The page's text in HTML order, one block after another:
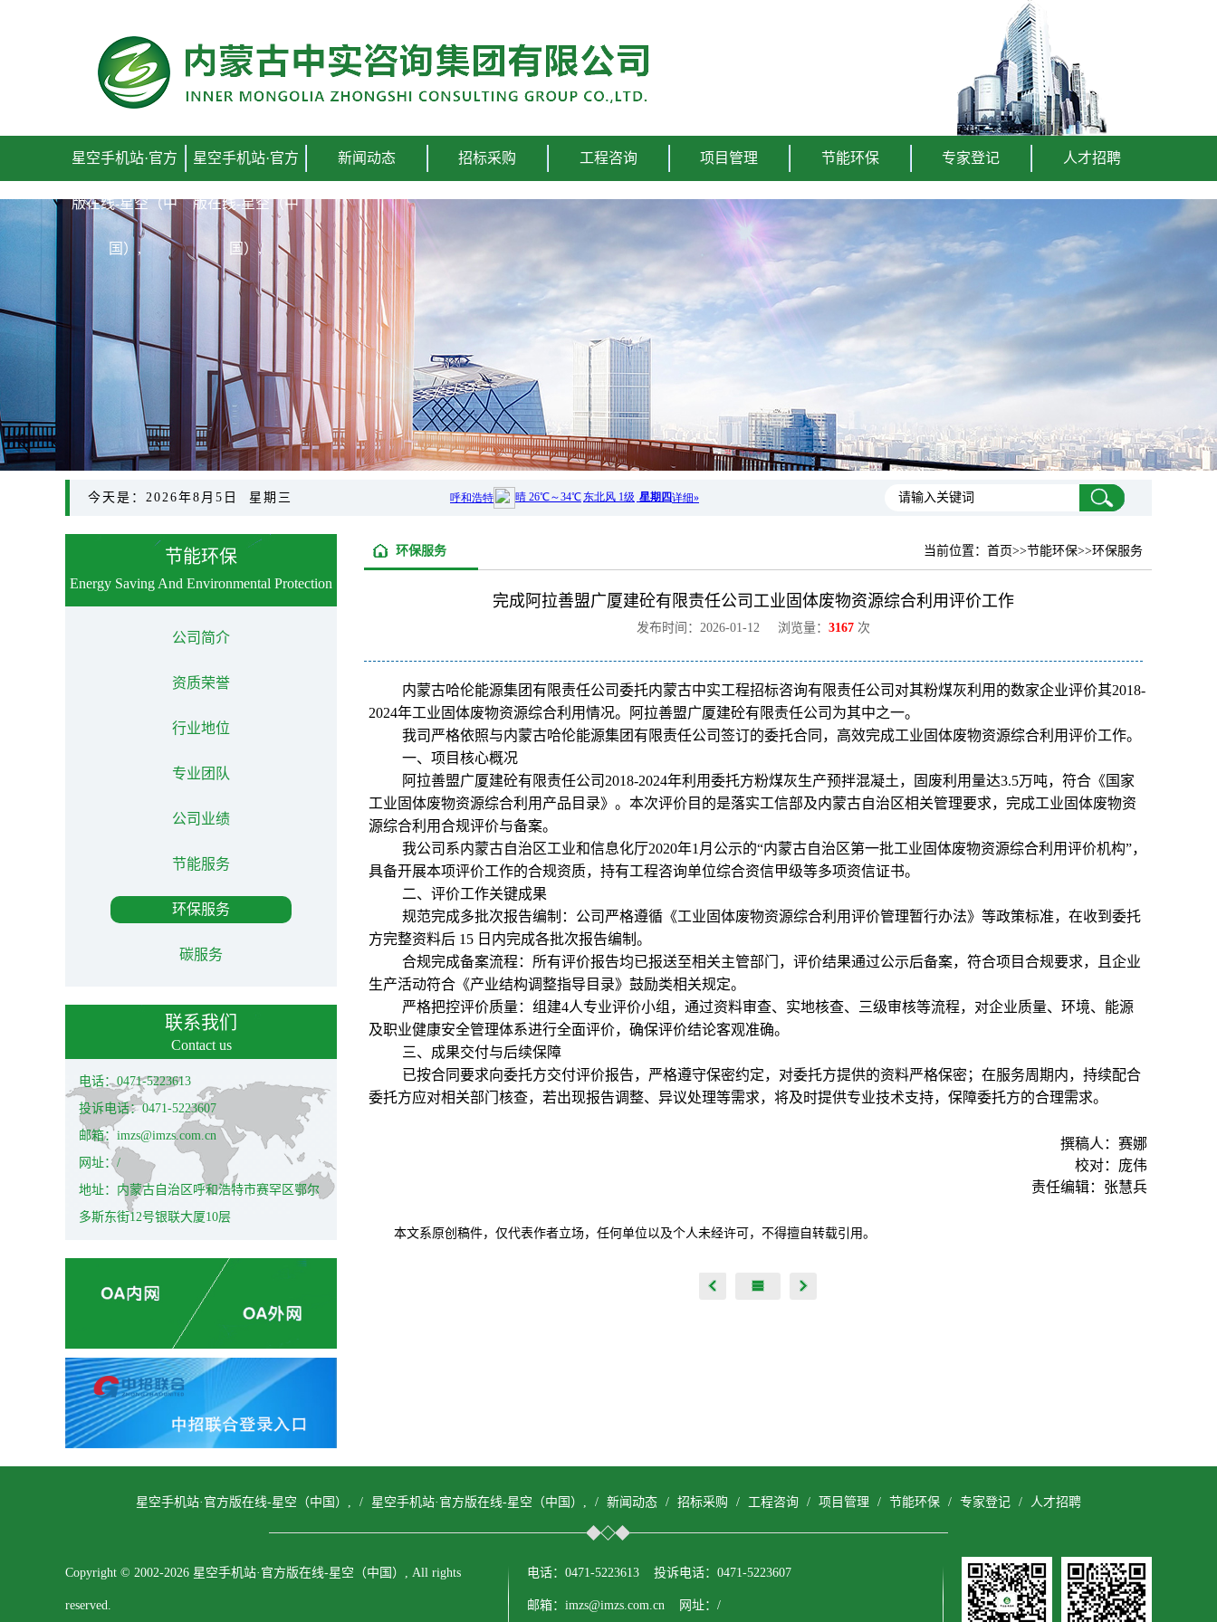
星空手机站·官方
版在线-星空（中
国）,
星空手机站·官方
版在线-星空（中
国）,
新闻动态 招标采购 工程咨询 项目管理 节能环保 专家登记 人才招聘
今天是：2026年8月5日 星期三
节能环保
Energy Saving And Environmental Protection
公司简介
资质荣誉
行业地位
专业团队
公司业绩
节能服务
环保服务
碳服务
联系我们
Contact us
电话：0471-5223613
投诉电话：0471-5223607
邮箱：imzs@imzs.com.cn
网址：/
地址：内蒙古自治区呼和浩特市赛罕区鄂尔
多斯东街12号银联大厦10层
当前位置： 首页>>节能环保>>环保服务
环保服务
完成阿拉善盟广厦建砼有限责任公司工业固体废物资源综合利用评价工作
发布时间：2026-01-12 浏览量： 3167 次
内蒙古哈伦能源集团有限责任公司委托内蒙古中实工程招标咨询有限责任公司对其粉煤灰利用的数家企业评价其2018-
2024年工业固体废物资源综合利用情况。阿拉善盟广厦建砼有限责任公司为其中之一。
我司严格依照与内蒙古哈伦能源集团有限责任公司签订的委托合同，高效完成工业固体废物资源综合利用评价工作。
一、项目核心概况
阿拉善盟广厦建砼有限责任公司 2018-2024年利用委托方粉煤灰生产预拌混凝土，固废利用量达3.5万吨，符合《国家
工业固体废物资源综合利用产品目录》。本次评价目的是落实工信部及内蒙古自治区相关管理要求，完成工业固体废物资
源综合利用合规评价与备案。
我公司系内蒙古自治区工业和信息化厅2020年1月公示的“内蒙古自治区第一批工业固体废物资源综合利用评价机构”，
具备开展本项评价工作的合规资质，持有工程咨询单位综合资信甲级等多项资信证书。
二、评价工作关键成果
规范完成多批次报告编制：公司严格遵循《工业固体废物资源综合利用评价管理暂行办法》等政策标准，在收到委托
方完整资料后 15 日内完成各批次报告编制。
合规完成备案流程：所有评价报告均已报送至相关主管部门，评价结果通过公示后备案，符合项目合规要求，且企业
生产活动符合《产业结构调整指导目录》鼓励类相关规定。
严格把控评价质量：组建4人专业评价小组，通过资料审查、实地核查、三级审核等流程，对企业质量、环境、能源
及职业健康安全管理体系进行全面评价，确保评价结论客观准确。
三、成果交付与后续保障
已按合同要求向委托方交付评价报告，严格遵守保密约定，对委托方提供的资料严格保密；在服务周期内，持续配合
委托方应对相关部门核查，若出现报告调整、异议处理等需求，将及时提供专业技术支持，保障委托方的合理需求。
撰稿人：赛娜
校对：庞伟
责任编辑：张慧兵
本文系原创稿件，仅代表作者立场，任何单位以及个人未经许可，不得擅自转载引用。
星空手机站·官方版在线-星空（中国）, / 星空手机站·官方版在线-星空（中国）, / 新闻动态 / 招标采购 / 工程咨询 / 项目管理 / 节能环保 / 专家登记 / 人才招聘
Copyright © 2002-2026 星空手机站·官方版在线-星空（中国）, All rights
reserved.
电话：0471-5223613 投诉电话：0471-5223607
邮箱：imzs@imzs.com.cn 网址：/